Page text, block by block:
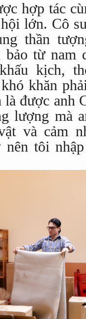
hợp tác
lớn. Cô
thần
từ nam
kịch,
khăn
là được anh
lượng mà
và cảm
nên tôi